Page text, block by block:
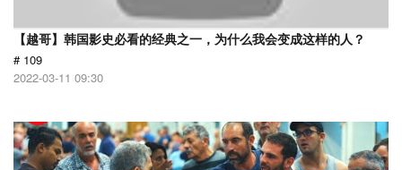
【越哥】韩国影史必看的经典之一，为什么我会变成这样的人？
# 109
2022-03-11 09:30